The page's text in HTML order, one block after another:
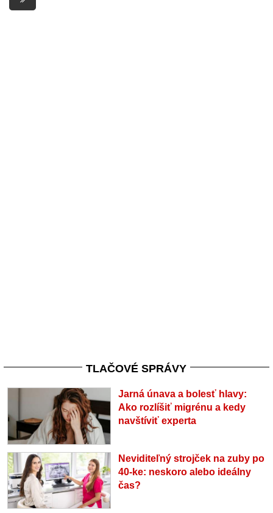
TLAČOVÉ SPRÁVY
Jarná únava a bolesť hlavy:
Ako rozlíšiť migrénu a kedy
navštíviť experta
Neviditeľný strojček na zuby po
40-ke: neskoro alebo ideálny
čas?